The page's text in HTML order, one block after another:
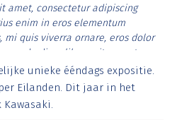
amet, consectetur adipiscing
enim in eros elementum
mi quis viverra ornare, eros dolor
diam libero vitae erat.
et justo cursus id rutrum lorem
vitae risus tristique posuere.
unieke ééndags expositie.
Eilanden. Dit jaar in het